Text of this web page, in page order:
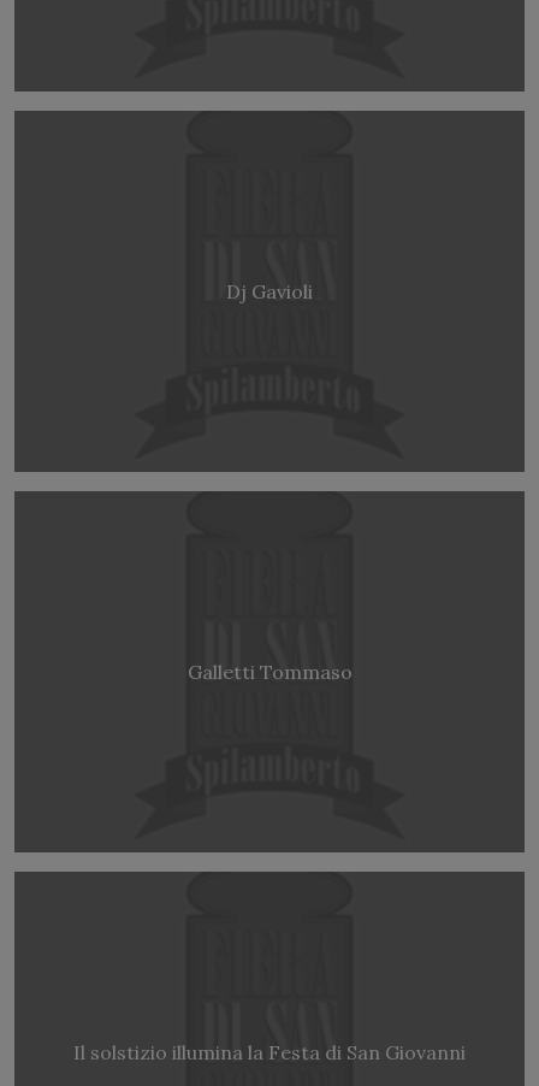
Dj Gavioli
Galletti Tommaso
Il solstizio illumina la Festa di San Giovanni